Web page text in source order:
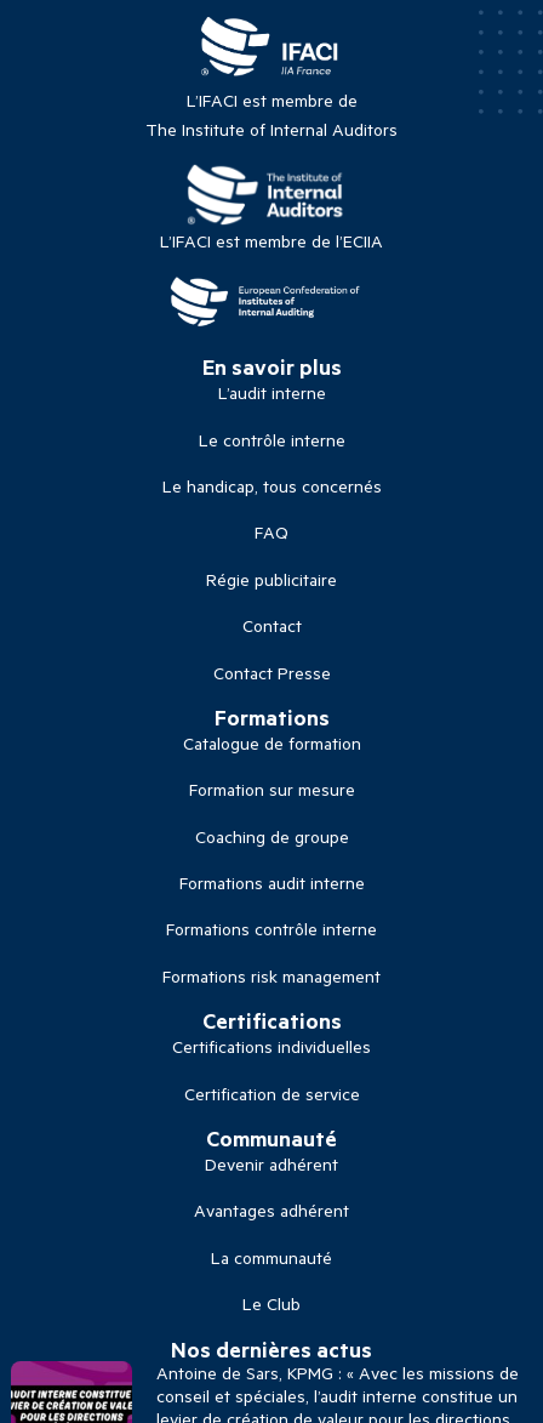
L’IFACI est membre de
The Institute of Internal Auditors
L’IFACI est membre de l’ECIIA
En savoir plus
L’audit interne
Le contrôle interne
Le handicap, tous concernés
FAQ
Régie publicitaire
Contact
Contact Presse
Formations
Catalogue de formation
Formation sur mesure
Coaching de groupe
Formations audit interne
Formations contrôle interne
Formations risk management
Certifications
Certifications individuelles
Certification de service
Communauté
Devenir adhérent
Avantages adhérent
La communauté
Le Club
Nos dernières actus
Antoine de Sars, KPMG : « Avec les missions de
conseil et spéciales, l’audit interne constitue un
levier de création de valeur pour les directions